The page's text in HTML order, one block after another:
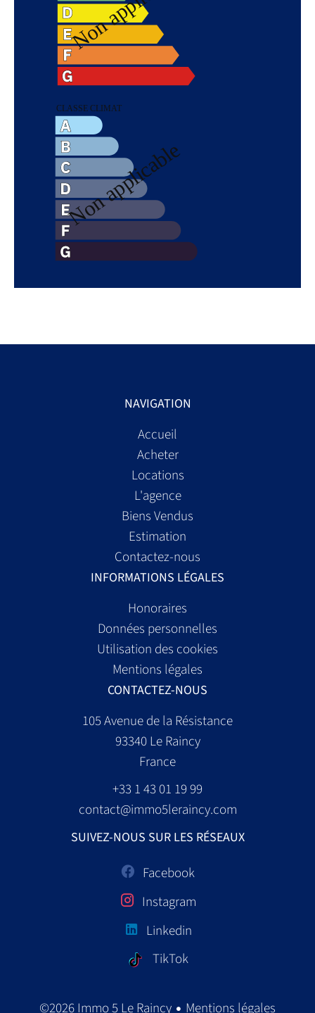
NAVIGATION
Accueil
Acheter
Locations
L'agence
Biens Vendus
Estimation
Contactez-nous
INFORMATIONS LÉGALES
Honoraires
Données personnelles
Utilisation des cookies
Mentions légales
CONTACTEZ-NOUS
105 Avenue de la Résistance
93340Le Raincy
France
+33 1 43 01 19 99
contact@immo5leraincy.com
SUIVEZ-NOUS SUR LES RÉSEAUX
Facebook
Instagram
Linkedin
TikTok
©2026 Immo 5 Le Raincy Mentions légales